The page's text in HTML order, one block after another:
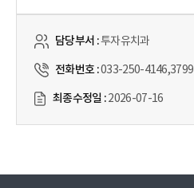
담당부서 :투자유치과
전화번호 :033-250-4146,3799
최종수정일 :2026-07-16